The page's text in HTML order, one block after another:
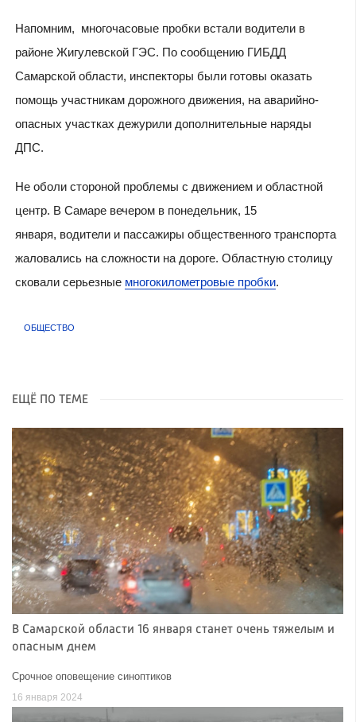
Напомним, многочасовые пробки встали водители в
районе Жигулевской ГЭС. По сообщению ГИБДД
Самарской области, инспекторы были готовы оказать
помощь участникам дорожного движения, на аварийно-
опасных участках дежурили дополнительные наряды
ДПС.
Не оболи стороной проблемы с движением и областной
центр. В Самаре вечером в понедельник, 15
января, водители и пассажиры общественного транспорта
жаловались на сложности на дороге. Областную столицу
сковали серьезные многокилометровые пробки.
ОБЩЕСТВО
ЕЩЁ ПО ТЕМЕ
В Самарской области 16 января станет очень тяжелым и
опасным днем
Срочное оповещение синоптиков
16 января 2024